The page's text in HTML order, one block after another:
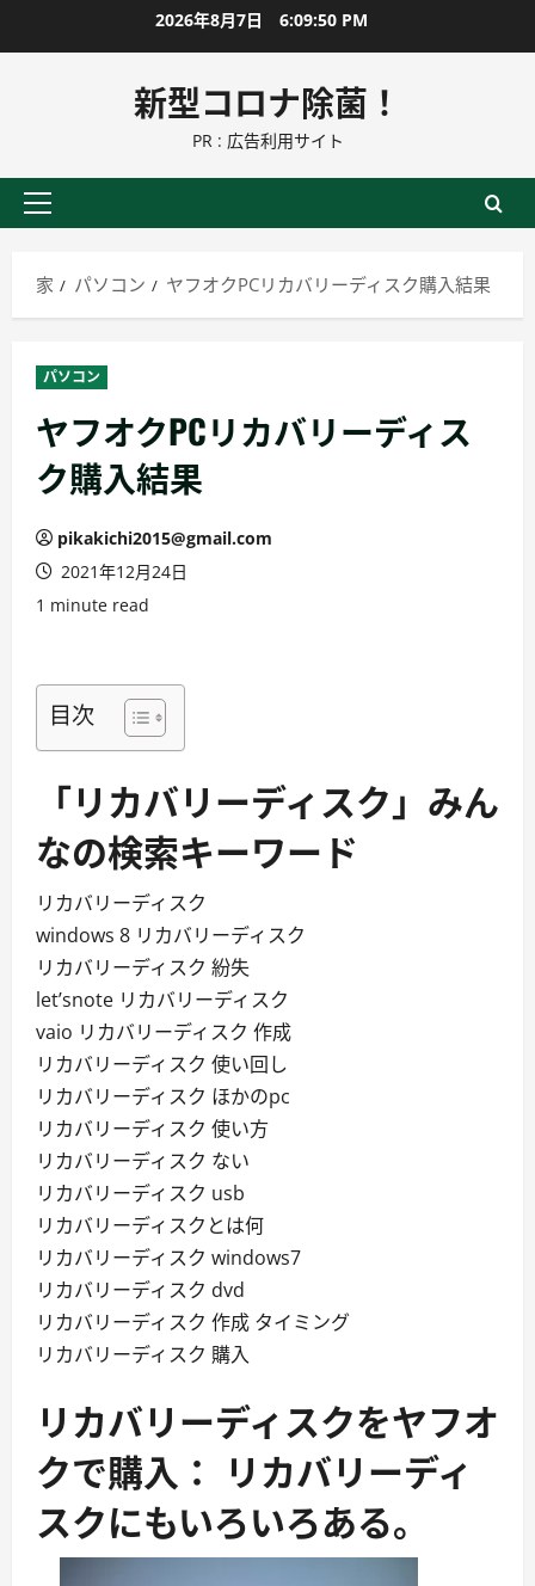
ン
に
2026年8月7日 6:09:51 PM
新型コロナ除菌！
PR : 広告利用サイト
プ
イ
ー
メ
ニ
ュ
ー
家 パソコン ヤフオクPCリカバリーディスク購入結果
パソコン
ヤフオクPCリカバリーディス
ク購入結果
pikakichi2015@gmail.com
2021年12月24日
1 minute read
目次
「リカバリーディスク」みん
なの検索キーワード
リカバリーディスク
windows 8 リカバリーディスク
リカバリーディスク 紛失
let’snote リカバリーディスク
vaio リカバリーディスク 作成
リカバリーディスク 使い回し
リカバリーディスク ほかのpc
リカバリーディスク 使い方
リカバリーディスク ない
リカバリーディスク usb
リカバリーディスクとは何
リカバリーディスク windows7
リカバリーディスク dvd
リカバリーディスク 作成 タイミング
リカバリーディスク 購入
リカバリーディスクをヤフオ
クで購入： リカバリーディ
スクにもいろいろある。